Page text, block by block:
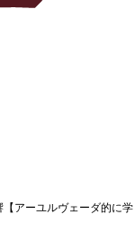
アーユルヴェーダ的に学